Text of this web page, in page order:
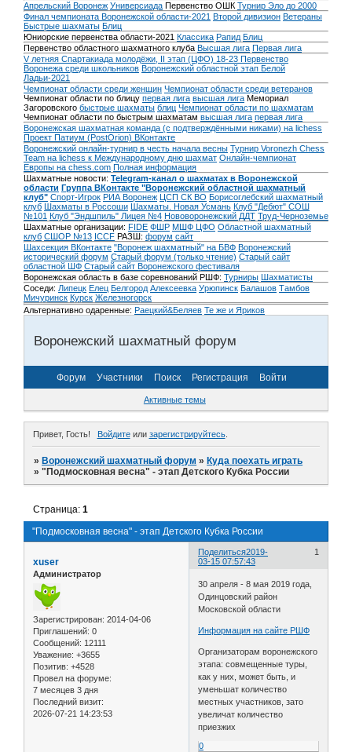
Апрельский Воронеж Универсиада Первенство ОШК Турнир Эло до 2000
Финал чемпионата Воронежской области-2021 Второй дивизион Ветераны
Быстрые шахматы Блиц
Юниорские первенства области-2021 Классика Рапид Блиц
Первенство областного шахматного клуба Высшая лига Первая лига
V летняя Спартакиада молодёжи, II этап (ЦФО) 18-23 Первенство
Воронежа среди школьников Воронежский областной этап Белой
Ладьи-2021
Чемпионат области среди женщин Чемпионат области среди ветеранов
Чемпионат области по блицу первая лига высшая лига Мемориал
Загоровского быстрые шахматы блиц Чемпионат области по шахматам
Чемпионат области по быстрым шахматам высшая лига первая лига
Воронежская шахматная команда (с подтверждёнными никами) на lichess
Проект Патиум (PostOrion) ВКонтакте
Воронежский онлайн-турнир в честь начала весны Турнир Voronezh Chess
Team на lichess к Международному дню шахмат Онлайн-чемпионат
Европы на chess.com Полная информация
Шахматные новости: Telegram-канал о шахматах в Воронежской
области Группа ВКонтакте "Воронежский областной шахматный
клуб" Спорт-Игрок РИА Воронеж ЦСП СК ВО Борисоглебский шахматный
клуб Шахматы в Россоши Шахматы. Новая Усмань Клуб "Дебют" СОШ
№101 Клуб "Эндшпиль" Лицея №4 Нововоронежский ДДТ Труд-Черноземье
Шахматные организации: FIDE ФШР МШФ ЦФО Областной шахматный
клуб СШОР №13 ICCF РАЗШ: форум сайт
Шахсекция ВКонтакте "Воронеж шахматный" на БВФ Воронежский
исторический форум Cтарый форум (только чтение) Старый сайт
областной ШФ Старый сайт Воронежского фестиваля
Воронежская область в базе соревнований РШФ: Турниры Шахматисты
Соседи: Липецк Елец Белгород Алексеевка Урюпинск Балашов Тамбов
Мичуринск Курск Железногорск
Альтернативно одаренные: Раецкий&Беляев Те же и Яриков
Воронежский шахматный форум
Форум Участники Поиск Регистрация Войти
Активные темы
Привет, Гость! Войдитеили зарегистрируйтесь.
»Воронежский шахматный форум »Куда поехать играть
»"Подмосковная весна" - этап Детского Кубка России
"Подмосковная весна" - этап Детского Кубка России
Страница:1
Поделиться 1
2019-
03-15 07:57:43
xuser
Администратор
Зарегистрирован: 2014-04-06
Приглашений: 0
Сообщений: 12111
Уважение: +3655
Позитив: +4528
Провел на форуме:
7 месяцев 3 дня
Последний визит:
2026-07-21 14:23:53
30 апреля - 8 мая 2019 года,
Одинцовский район
Московской области
Информация на сайте РШФ
Организаторам воронежского
этапа: совмещенные туры,
как у них, может быть, и
уменьшат количество
местных участников, зато
увеличат количество
приезжих
0